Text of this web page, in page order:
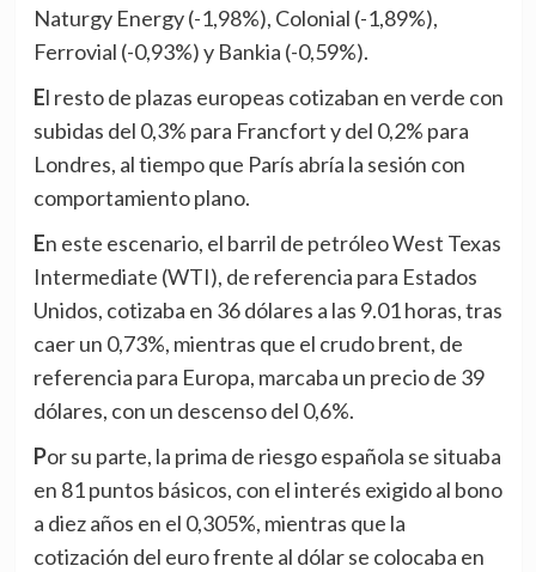
Naturgy Energy (-1,98%), Colonial (-1,89%),
Ferrovial (-0,93%) y Bankia (-0,59%).
El resto de plazas europeas cotizaban en verde con
subidas del 0,3% para Francfort y del 0,2% para
Londres, al tiempo que París abría la sesión con
comportamiento plano.
En este escenario, el barril de petróleo West Texas
Intermediate (WTI), de referencia para Estados
Unidos, cotizaba en 36 dólares a las 9.01 horas, tras
caer un 0,73%, mientras que el crudo brent, de
referencia para Europa, marcaba un precio de 39
dólares, con un descenso del 0,6%.
Por su parte, la prima de riesgo española se situaba
en 81 puntos básicos, con el interés exigido al bono
a diez años en el 0,305%, mientras que la
cotización del euro frente al dólar se colocaba en